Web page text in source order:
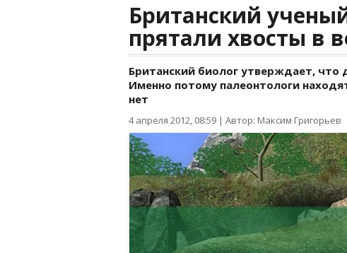
Британский
прятали хвосты в
Британский биолог утверждает,
Именно потому палеонтологи
нет
4 апреля 2012, 08:59 | Автор: Максим Григорьев